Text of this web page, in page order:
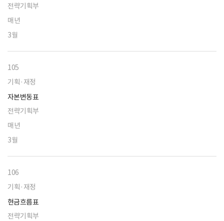
전략기획부
매년
3월
105
기획·재정
자본변동표
전략기획부
매년
3월
106
기획·재정
현금흐름표
전략기획부